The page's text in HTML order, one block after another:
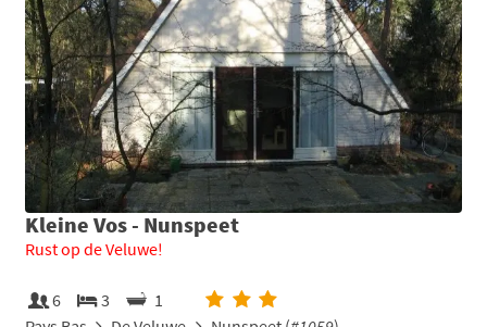
Kleine Vos - Nunspeet
Rust op de Veluwe!
6 3
1